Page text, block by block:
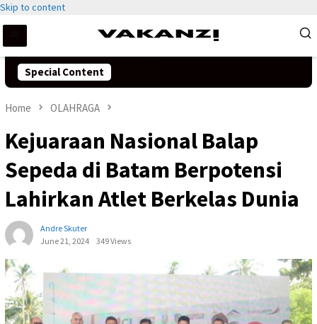
Skip to content
Special Content
Home OLAHRAGA
Kejuaraan Nasional Balap
Sepeda di Batam Berpotensi
Lahirkan Atlet Berkelas Dunia
Andre Skuter
June 21, 2024
349 Views